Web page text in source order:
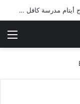
شرطة ميسان تلقي القبض على مطلقي العيارات النارية أثناء تشييع جنائزي في العمارة